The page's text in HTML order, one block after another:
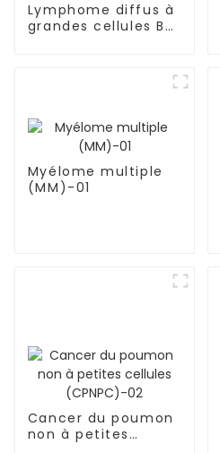
Lymphome diffus à
grandes cellules B
du système nerveux
Myélome multiple
(MM)-01
Cancer du poumon
non à petites